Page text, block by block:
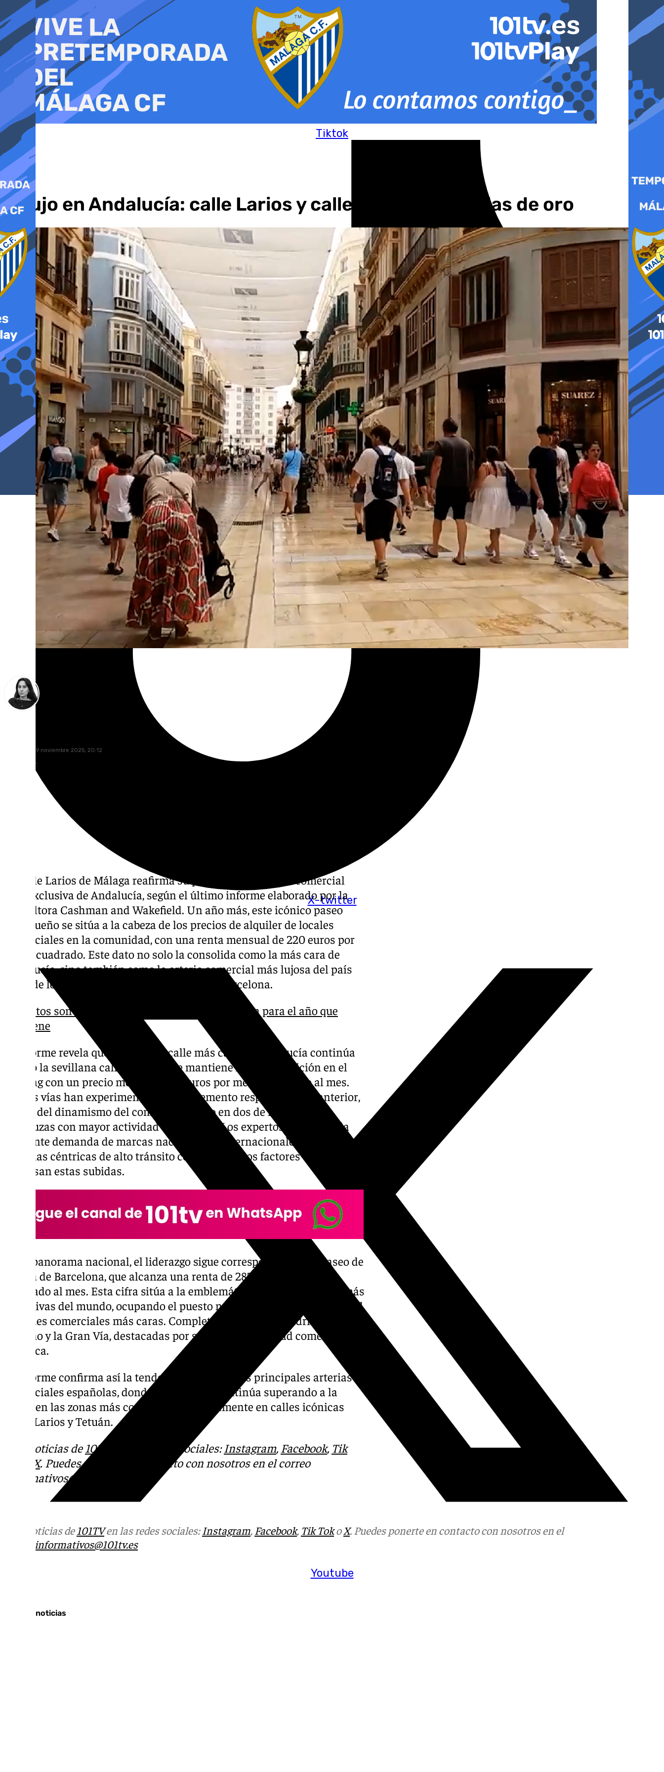
al
contenido
Tiktok
X-twitter
Youtube
El lujo en Andalucía: calle Larios y calle Tetuán, las millas de oro
miércoles, 19 noviembre 2025, 20:12
Compartir:
La calle Larios de Málaga reafirma su posición como la vía comercial
más exclusiva de Andalucía, según el último informe elaborado por la
consultora Cashman and Wakefield. Un año más, este icónico paseo
malagueño se sitúa a la cabeza de los precios de alquiler de locales
comerciales en la comunidad, con una renta mensual de 220 euros por
metro cuadrado. Este dato no solo la consolida como la más cara de
Andalucía, sino también como la arteria comercial más lujosa del país
fuera de los circuitos premium de Madrid y Barcelona.
Estos son los nuevos precios del taxi en Málaga para el año que
viene
El informe revela que la segunda calle más cara de Andalucía continúa
siendo la sevillana calle Tetuán, que mantiene firme su posición en el
ranking con un precio medio de 140 euros por metro cuadrado al mes.
Ambas vías han experimentado un incremento respecto al año anterior,
reflejo del dinamismo del comercio urbano en dos de las capitales
andaluzas con mayor actividad económica. Los expertos apuntan a la
creciente demanda de marcas nacionales e internacionales por ubicarse
en zonas céntricas de alto tránsito como uno de los factores que
impulsan estas subidas.
En el panorama nacional, el liderazgo sigue correspondiendo al paseo de
Gracia de Barcelona, que alcanza una renta de 285 euros por metro
cuadrado al mes. Esta cifra sitúa a la emblemática avenida entre las más
exclusivas del mundo, ocupando el puesto número 16 en el listado global
de calles comerciales más caras. Completan el podio la madrileña calle
Serrano y la Gran Vía, destacadas por su intensa actividad comercial y
turística.
El informe confirma así la tendencia al alza en las principales arterias
comerciales españolas, donde la demanda continúa superando a la
oferta en las zonas más codiciadas, especialmente en calles icónicas
como Larios y Tetuán.
Más noticias de 101TV en las redes sociales: Instagram, Facebook, Tik
X. Puedes ponerte en contacto con nosotros en el correo
informativos@101tv.es
Más noticias de 101TVen las redes sociales: Instagram, Facebook, Tik TokoX. Puedes ponerte en contacto con nosotros en el
informativos@101tv.es
Últimas noticias